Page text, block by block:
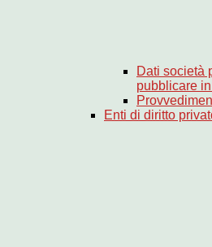
Dati società
pubblicare
Enti di diritto